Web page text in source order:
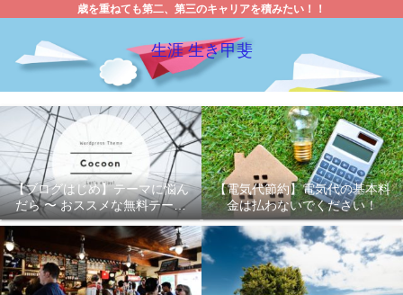
歳を重ねても第二、第三のキャリアを積みたい！！
生涯 生き甲斐
【ブログはじめ】テーマに悩ん
だら 〜 おススメな無料テーマ
「Cocoon 」
【電気代節約】電気代の基本料
金は払わないでください！